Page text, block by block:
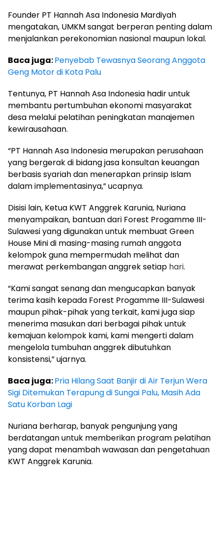
Founder PT Hannah Asa Indonesia Mardiyah
mengatakan, UMKM sangat berperan penting dalam
menjalankan perekonomian nasional maupun lokal.
Baca juga:Penyebab Tewasnya Seorang Anggota
Geng Motor di Kota Palu
Tentunya, PT Hannah Asa Indonesia hadir untuk
membantu pertumbuhan ekonomi masyarakat
desa melalui pelatihan peningkatan manajemen
kewirausahaan.
“PT Hannah Asa Indonesia merupakan perusahaan
yang bergerak di bidang jasa konsultan keuangan
berbasis syariah dan menerapkan prinsip Islam
dalam implementasinya,” ucapnya.
Disisi lain, Ketua KWT Anggrek Karunia, Nuriana
menyampaikan, bantuan dari Forest Progamme III-
Sulawesi yang digunakan untuk membuat Green
House Mini di masing-masing rumah anggota
kelompok guna mempermudah melihat dan
merawat perkembangan anggrek setiap hari.
“Kami sangat senang dan mengucapkan banyak
terima kasih kepada Forest Progamme III-Sulawesi
maupun pihak-pihak yang terkait, kami juga siap
menerima masukan dari berbagai pihak untuk
kemajuan kelompok kami, kami mengerti dalam
mengelola tumbuhan anggrek dibutuhkan
konsistensi,” ujarnya.
Baca juga:Pria Hilang Saat Banjir di Air Terjun Wera
Sigi Ditemukan Terapung di Sungai Palu, Masih Ada
Satu Korban Lagi
Nuriana berharap, banyak pengunjung yang
berdatangan untuk memberikan program pelatihan
yang dapat menambah wawasan dan pengetahuan
KWT Anggrek Karunia.